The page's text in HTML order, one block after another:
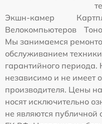
Экшн-камер
Велокомпьютеров
Мы занимаемся
обслуживанием
гарантийного
независимо и не имеет
производителя. Цены
носят исключительно
не являются публичной